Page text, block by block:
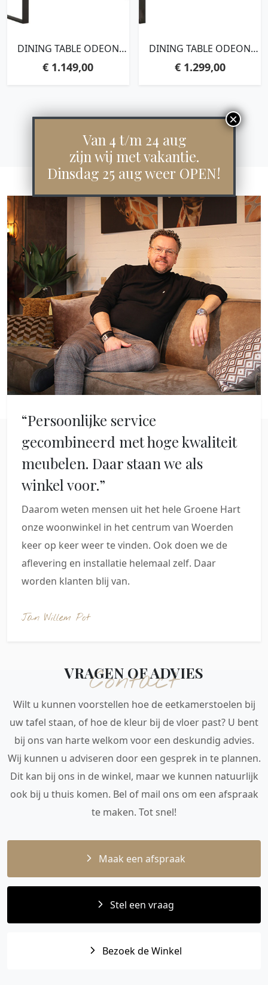
DINING TABLE ODEON
CM, RECYCLED
€ 1.149,00
DINING TABLE ODEON
CM, RECYCLED
€1.299,00
“Persoonlijke service
gecombineerd met hoge kwaliteit
meubelen. Daar staan we als
winkel voor.”
Daarom weten mensen uit het hele Groene Hart
onze woonwinkel in het centrum van Woerden
keer op keer weer te vinden. Ook doen we de
aflevering en installatie helemaal zelf. Daar
worden klanten blij van.
Jan Willem Pot
Contact
VRAGEN OF ADVIES
Wilt u kunnen voorstellen hoe de eetkamerstoelen bij
uw tafel staan, of hoe de kleur bij de vloer past? U bent
bij ons van harte welkom voor een deskundig advies.
Wij kunnen u adviseren door een gesprek in te plannen.
Dit kan bij ons in de winkel, maar we kunnen natuurlijk
ook bij u thuis komen. Bel of mail ons om een afspraak
te maken. Tot snel!
Maak een afspraak
Stel een vraag
Bezoek de Winkel
Van 4 t/m 24 aug
zijn wij met vakantie.
Dinsdag 25 aug weer OPEN!